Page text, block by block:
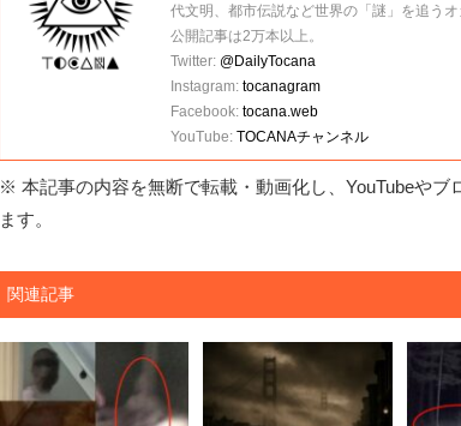
代文明、都市伝説など世界の「謎」を追う
公開記事は2万本以上。
Twitter: @DailyTocana
Instagram:tocanagram
Facebook:tocana.web
YouTube:TOCANAチャンネル
※ 本記事の内容を無断で転載・動画化し、YouTubeやブ
ます。
関連記事